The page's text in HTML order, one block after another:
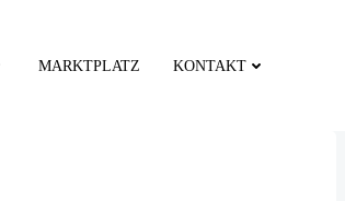
MARKTPLATZ KONTAKT